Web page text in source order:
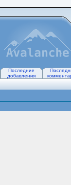
Последние
добавления